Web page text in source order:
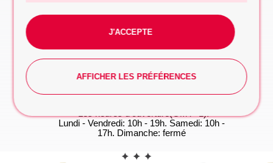
Lundi - Vendredi: 10h - 19h. Samedi: 10h -
17h. Dimanche: fermé
WhatsApp
Vous préférez taper? Commencez la
conversation dès maintenant, on s'occupe du
WHATSAPP
J'ACCEPTE
AFFICHER LES PRÉFÉRENCES